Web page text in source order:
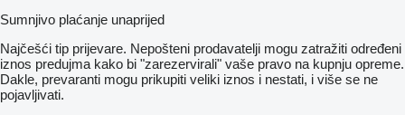
Sumnjivo plaćanje unaprijed
Najčešći tip prijevare. Nepošteni prodavatelji mogu zatražiti određeni
iznos predujma kako bi "zarezervirali" vaše pravo na kupnju opreme.
Dakle, prevaranti mogu prikupiti veliki iznos i nestati, i više se ne
pojavljivati.